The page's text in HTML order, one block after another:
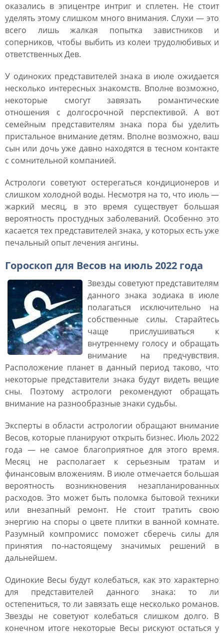
оказались в эпицентре интриг и сплетен. Не стоит
уделять этому слишком много внимания. Слухи ― это
всего лишь жалкая попытка завистников и
соперников, чтобы выбить из колеи трудолюбивых и
ответственных Дев.
У одиноких представителей знака в июле ожидается
несколько интересных знакомств. Вполне возможно,
некоторые смогут завязать романтические
отношения с долгосрочной перспективой. А вот
семейным представителям знака пора бы уделить
пристальное внимание детям. Вполне возможно, ваш
сын или дочь уже давно находятся в тесном контакте
с сомнительной компанией.
Астрологи советуют остерегаться кондиционеров и
слишком холодной воды. Несмотря на то, что июль ―
жаркий месяц, в это время существует большая
вероятность простудных заболеваний. Особенно это
касается тех представителей знака, у которых есть уже
печальный опыт лечения ангины.
Гороскоп для Весов на июль 2022 года
Звезды советуют представителям
данного знака зодиака в июле
полагаться исключительно на
собственные силы. Старайтесь
чаще прислушиваться к
внутреннему голосу и обращать
внимание на предчувствия.
Расположение планет в данный период таково, что
некоторые представители знака будут видеть вещие
сны. Поэтому астрологи рекомендуют обращать
внимание на разнообразные знаки судьбы.
Эксперты в области астрологии обращают внимание
Весов, которые планируют открыть бизнес. Июль 2022
года ― не самое благоприятное для этого время.
Месяц не располагает к серьезным тратам и
финансовым вложениям. В июле отмечается большая
вероятность возникновения незапланированных
расходов. Это может быть поломка бытовой техники
или внезапный ремонт. Не стоит тратить свою
энергию на споры о цвете плитки в ванной комнате.
Разумный компромисс поможет сберечь силы для
принятия по-настоящему значимых решений в
дальнейшем.
Одинокие Весы будут колебаться, как это характерно
для представителей данного знака: то ли
остепениться, то ли завязать еще несколько романов.
Звезды не советуют колебаться слишком долго. В
конечном итоге некоторые Весы рискуют остаться у